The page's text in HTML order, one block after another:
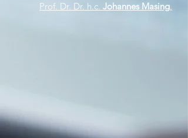
Prof. Dr. Dr. h.c. Johannes Masing,